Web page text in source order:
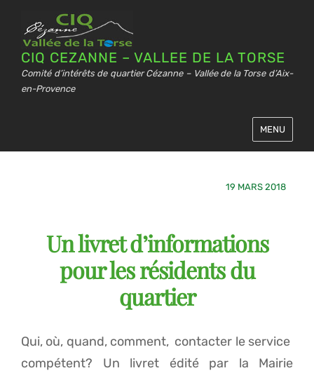
CIQ CEZANNE – VALLEE DE LA TORSE
Comité d’intérêts de quartier Cézanne – Vallée de la Torse d’Aix-
en-Provence
MENU
19 MARS 2018
Un livret d’informations
pour les résidents du
quartier
Qui, où, quand, comment, contacter le service
compétent? Un livret édité par la Mairie